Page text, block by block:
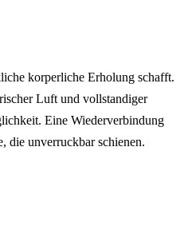
korperliche Erholung schafft.
Luft und vollstandiger
Eine Wiederverbindung
die unverruckbar schienen.